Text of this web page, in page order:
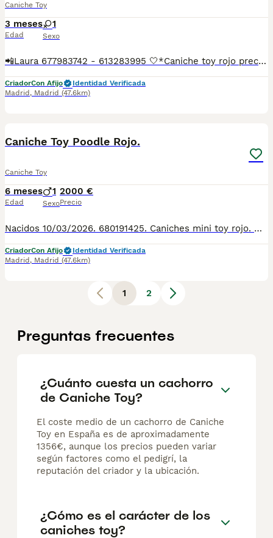
Caniche Toy
3 meses
Edad
1
Sexo
📲Laura 677983742 - 613283995 🤍*Caniche toy rojo precioso macho*🤍 ¿Buscas un nuevo compañero para tu hogar? ❤️ Tenemos preciosos cachorros listos para encontrar una familia responsable. ✅ Vacunados ✅ Desparasitados ✅ Cartilla sanitaria ✅ Garantías incluidas ✅ Máxima atención y cuidado Se hacen envíos a toda España: Andalucía: Almería, Cádiz, Córdoba, Granada, Huelva, Jaén, Málaga, Sevilla.Aragón: Huesca, Teruel, Zaragoza.Asturias: Oviedo.Baleares: Palma.Canarias: Las Palmas de Gran Canaria, Santa Cruz de Tenerife.Cantabria: Santander.Castilla-La Mancha: Albacete, Ciudad Real, Cuenca, Guadalajara, Toledo.Castilla y León: Ávila, Burgos, León, Palencia, Salamanca, Segovia, Soria, Valladolid, Zamora.Cataluña: Barcelona, Gerona (Girona), Lérida (Lleida), Tarragona.Comunidad Valenciana: Alicante, Castellón de la Plana, Valencia.Extremadura: Badajoz, Cáceres.Galicia: La Coruña (A Coruña), Lugo, Orense (Ourense), Pontevedra.La Rioja: Logroño.Madrid: Madrid.Murcia: Murcia.Navarra: Pamplona.País Vasco: Bilbao (Vizcaya), San Sebastián (Guipúzcoa), Vitoria (Álava). 🐾 Cachorros sanos, sociables y criados con mucho cariño. 📲 ¡Pregunta sin compromiso por disponibilidad, fotos y precios por mensaje privado!
CriadorCon Afijo
Identidad Verificada
Madrid , Madrid (47.6km)
Caniche Toy Poodle Rojo.
Caniche Toy
6 meses
Edad
1
Sexo
2000 €
Precio
Nacidos 10/03/2026. 680191425. Caniches mini toy rojo. Hipoalergenico. Perfecto color rojo pimenton, sin prognatismo. Entregados vacunados, desparasitados, con pedigre, garantia de salud virica y congenita, sanos y felices. And we speak english 659158297. Criadero familiar y cria responsable con la mejor alimentacion, y cuidados veterinarios en extensos corrales de juego y ejercicio. Cachorros muy socializados con personas y otros perros. Criamos Caniche toy, Pomeranias, Bichon maltes, Maltipoo, Crestado chino, Mastin napolitano. Envios a: Andalucía: Almería, Cádiz, Córdoba, Granada, Huelva, Jaén, Málaga, Sevilla. Aragón: Huesca, Teruel, Zaragoza. Principado de Asturias: Asturias. Cantabria: Cantabria. Castilla y León: Ávila, Burgos, León, Palencia, Salamanca, Segovia, Soria, Valladolid, Zamora. Castilla-La Mancha: Albacete, Ciudad Real, Cuenca, Guadalajara, Toledo. Cataluña: Barcelona, Girona, Lleida, Tarragona. Comunidad Valenciana: Alicante, Castellón, Valencia. Extremadura: Badajoz, Cáceres. Galicia: A Coruña, Lugo, Ourense, Pontevedra. Comunidad de Madrid: Madrid. Región de Murcia: Murcia. Comunidad Foral de Navarra: Navarra. País Vasco: Álava, Bizkaia, Gipuzkoa. La Rioja: La Rioja.
CriadorCon Afijo
Identidad Verificada
Madrid , Madrid (47.6km)
1 2
Preguntas frecuentes
¿Cuánto cuesta un cachorro
de Caniche Toy?
El coste medio de un cachorro de Caniche
Toy en España es de aproximadamente
1356€, aunque los precios pueden variar
según factores como el pedigrí, la
reputación del criador y la ubicación.
¿Cómo es el carácter de los
caniches toy?